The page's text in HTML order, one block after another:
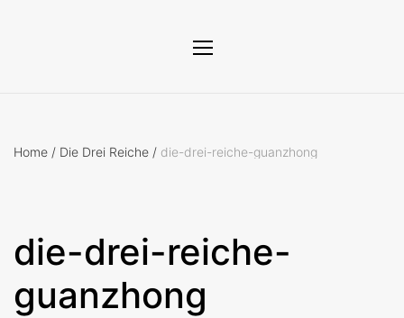
Home / Die Drei Reiche / die-drei-reiche-guanzhong
die-drei-reiche-
guanzhong